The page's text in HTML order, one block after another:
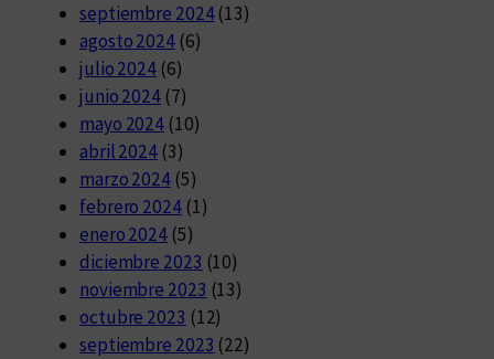
septiembre 2024(13)
agosto 2024(6)
julio 2024 (6)
junio 2024 (7)
mayo 2024 (10)
abril 2024 (3)
marzo 2024 (5)
febrero 2024(1)
enero 2024 (5)
diciembre 2023 (10)
noviembre 2023 (13)
octubre 2023 (12)
septiembre 2023 (22)